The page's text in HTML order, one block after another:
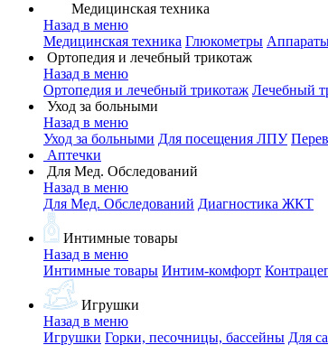
Медицинская техника
Назад в меню
Медицинская техника Глюкометры
Ортопедия и лечебный трикотаж
Назад в меню
Ортопедия и лечебный трикотаж Лечебный
Уход за больными
Назад в меню
Уход за больными Для посещения ЛПУ
Аптечки
Для Мед. Обследований
Назад в меню
Для Мед. Обследований Диагностика ЖКТ
Интимные товары
Назад в меню
Интимные товары Интим-комфорт
Игрушки
Назад в меню
Игрушки Горки, песочницы, бассейны Для